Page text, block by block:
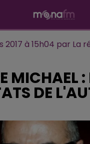
2017 à 15h04 par La
MICHAEL :
DE